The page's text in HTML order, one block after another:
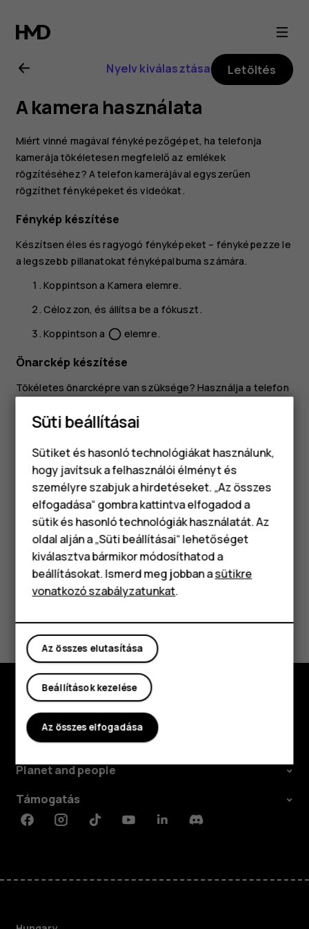
Nokia
2.1
felhasználói
kézikönyv
Okostelefonok
Klasszikus telefonok
Tartozékok
Táblagépek
Nyelv kiválasztása Letöltés
A kamera használata
Miért vinné magával fényképezőgépet, ha telefonja
kamerája tökéletesen megfelelő az emlékek
rögzítéséhez? A telefon kamerájával egyszerűen
rögzíthet fényképeket és videókat.
Fénykép készítése
Készítsen éles és ragyogó fényképeket – fényképezze le
a legszebb pillanatokat fényképalbuma számára.
Koppintson a Kamera elemre.
Célozzon, és állítsa be a fókuszt.
Koppintson a panorama_fish_eye elemre.
Önarckép készítése
Tökéletes önarcképre van szüksége? Használja a telefon
Koppintson aKamera
Koppintson a(z)
gombra az elülső kamerára
történő váltáshoz.
Célozzon, és állítsa be az élességet.
Koppintson apanorama_fish_eyeelemre.
Igen Nem
Fedezd fel
Rólunk
Planet and people
Támogatás
FacebookInstagramTiktokYoutubeLinkedinDiscord
Süti beállításai
Sütiket és hasonló technológiákat használunk,
hogy javítsuk a felhasználói élményt és
személyre szabjuk a hirdetéseket. „Az összes
elfogadása“ gombra kattintva elfogadod a
sütik és hasonló technológiák használatát. Az
oldal alján a „Süti beállításai“ lehetőséget
kiválasztva bármikor módosíthatod a
beállításokat. Ismerd meg jobban asütikre
vonatkozó szabályzatunkat.
Az összes elutasítása
Beállítások kezelése
Az összes elfogadása